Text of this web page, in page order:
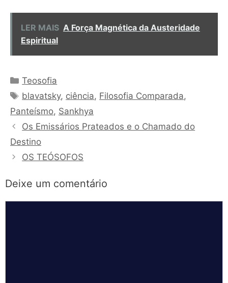
LER MAIS A Força Magnética da Austeridade
Espiritual
Categorias
Teosofia
Tags
blavatsky, ciência, Filosofia Comparada,
Panteísmo, Sankhya
Os Emissários Prateados e o Chamado do
Destino
OS TEÓSOFOS
Deixe um comentário